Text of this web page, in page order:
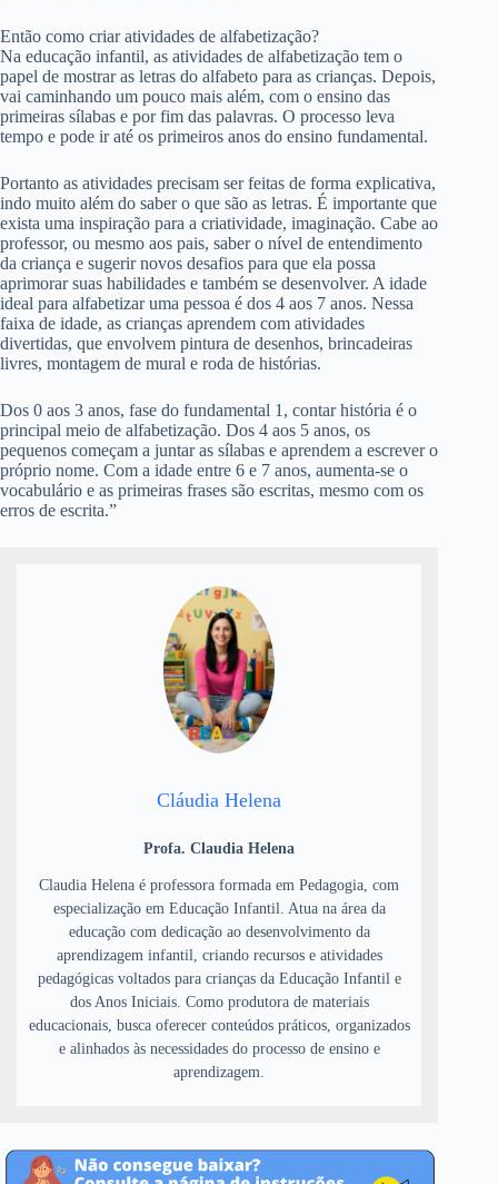
Então como criar atividades de alfabetização?
Na educação infantil, as atividades de alfabetização tem o
papel de mostrar as letras do alfabeto para as crianças. Depois,
vai caminhando um pouco mais além, com o ensino das
primeiras sílabas e por fim das palavras. O processo leva
tempo e pode ir até os primeiros anos do ensino fundamental.
Portanto as atividades precisam ser feitas de forma explicativa,
indo muito além do saber o que são as letras. É importante que
exista uma inspiração para a criatividade, imaginação. Cabe ao
professor, ou mesmo aos pais, saber o nível de entendimento
da criança e sugerir novos desafios para que ela possa
aprimorar suas habilidades e também se desenvolver. A idade
ideal para alfabetizar uma pessoa é dos 4 aos 7 anos. Nessa
faixa de idade, as crianças aprendem com atividades
divertidas, que envolvem pintura de desenhos, brincadeiras
livres, montagem de mural e roda de histórias.
Dos 0 aos 3 anos, fase do fundamental 1, contar história é o
principal meio de alfabetização. Dos 4 aos 5 anos, os
pequenos começam a juntar as sílabas e aprendem a escrever o
próprio nome. Com a idade entre 6 e 7 anos, aumenta-se o
vocabulário e as primeiras frases são escritas, mesmo com os
erros de escrita.”
Cláudia Helena
Profa. Claudia Helena
Claudia Helena é professora formada em Pedagogia, com
especialização em Educação Infantil. Atua na área da
educação com dedicação ao desenvolvimento da
aprendizagem infantil, criando recursos e atividades
pedagógicas voltados para crianças da Educação Infantil e
dos Anos Iniciais. Como produtora de materiais
educacionais, busca oferecer conteúdos práticos, organizados
e alinhados às necessidades do processo de ensino e
aprendizagem.